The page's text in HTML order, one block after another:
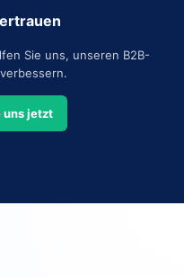
Sie uns, unseren B2B-
uns jetzt